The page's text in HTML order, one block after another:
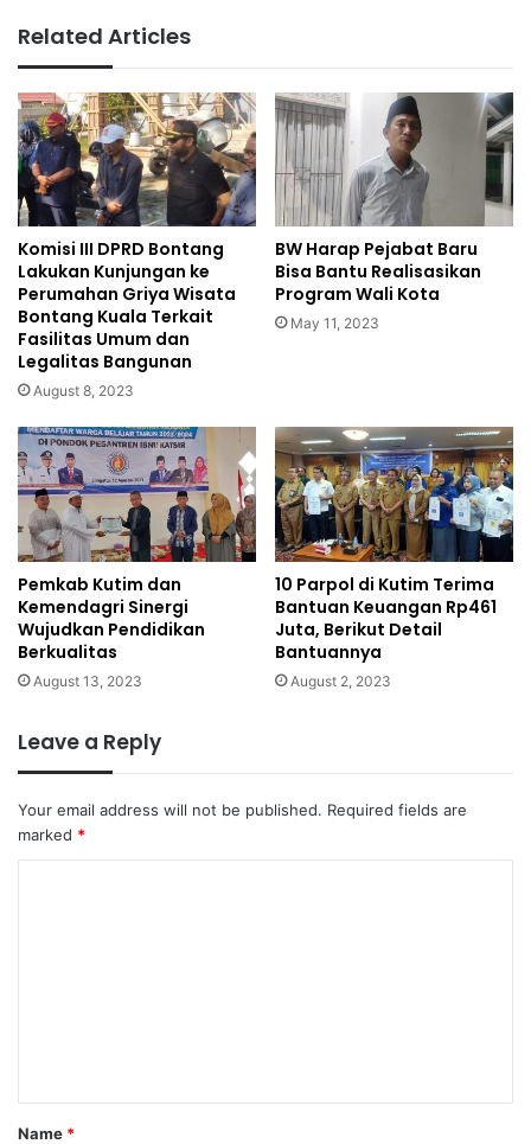
Related Articles
Komisi III DPRD Bontang
Lakukan Kunjungan ke
Perumahan Griya Wisata
Bontang Kuala Terkait
Fasilitas Umum dan
Legalitas Bangunan
August 8, 2023
BW Harap Pejabat Baru
Bisa Bantu Realisasikan
Program Wali Kota
May 11, 2023
Pemkab Kutim dan
Kemendagri Sinergi
Wujudkan Pendidikan
Berkualitas
August 13, 2023
10 Parpol di Kutim Terima
Bantuan Keuangan Rp461
Juta, Berikut Detail
Bantuannya
August 2, 2023
Leave a Reply
Your email address will not be published. Required fields are
marked *
*
Name *